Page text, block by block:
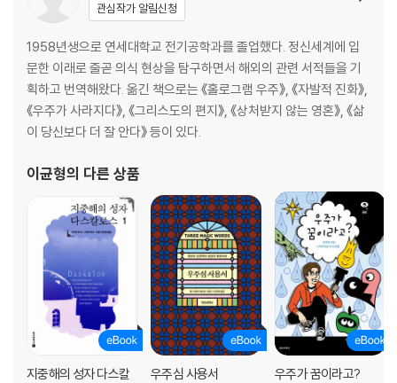
관심작가 알림신청
1958년생으로 연세대학교 전기공학과를 졸업했다. 정신세계에 입
문한 이래로 줄곧 의식 현상을 탐구하면서 해외의 관련 서적들을 기
획하고 번역해왔다. 옮긴 책으로는 《홀로그램 우주》, 《자발적 진화》,
《우주가 사라지다》, 《그리스도의 편지》, 《상처받지 않는 영혼》, 《삶
이 당신보다 더 잘 안다》 등이 있다.
이균형의 다른 상품
지중해의 성자 다스칼
우주심 사용서 우주가 꿈이라고?